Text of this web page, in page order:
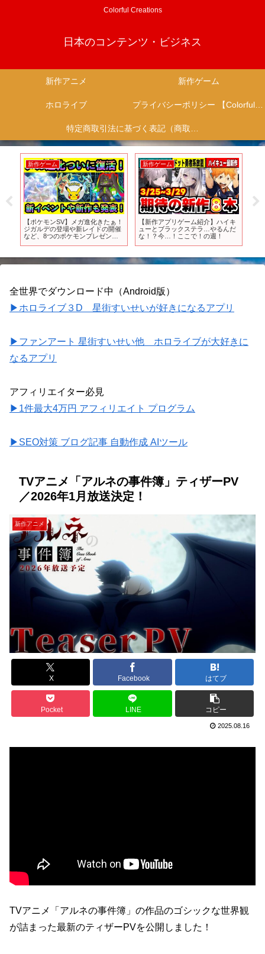
Colorful Creations
日本のコンテンツ・ビジネス
新作アニメ 新作ゲーム
ホロライブ プライバシーポリシー 【Colorful Creation】
特定商取引法に基づく表記（商取引に関する開示）
新作ゲーム
【ポケモンSV】メガ進化きたぁ！
ジガルデの登場や新レイドの開催
など、8つのポケモンプレゼンツ
新作ゲーム
【新作アプリゲーム紹介】ハイキ
ューとブラックステラ…やるんだ
な！？今…！ここで！の週！
全世界でダウンロード中（Android版）
▶ホロライブ３D 星街すいせいが好きになるアプリ
▶ファンアート 星街すいせい他 ホロライブが大好きに
なるアプリ
アフィリエイター必見
▶1件最大4万円 アフィリエイト プログラム
▶SEO対策 ブログ記事 自動作成 AIツール
TVアニメ「アルネの事件簿」ティザーPV
／2026年1月放送決定！
新作アニメ
X Facebook はてブ
Pocket LINE コピー
2025.08.16
TVアニメ「アルネの事件簿」の作品のゴシックな世界観
が詰まった最新のティザーPVを公開しました！